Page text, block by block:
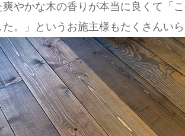
爽やかな木の香りが本当に良くて「
た。」というお施主様もたくさんい